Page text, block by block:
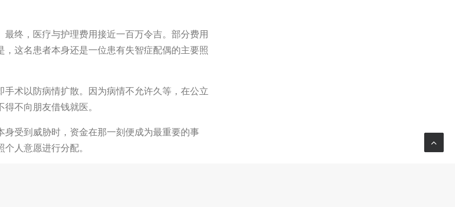
终，医疗与护理费用接近一百万令吉。部分费用
这名患者本身还是一位患有失智症配偶的主要照
术以防病情扩散。 因为病情不允许久等，在公立
得不向朋友借钱就医。
受到威胁时，资金在那一刻便成为最重要的事
人意愿进行分配。